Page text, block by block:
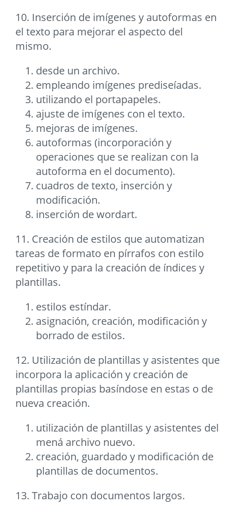
10. Inserción de imígenes y autoformas en
el texto para mejorar el aspecto del
mismo.
desde un archivo.
empleando imígenes prediseíadas.
utilizando el portapapeles.
ajuste de imígenes con el texto.
mejoras de imígenes.
autoformas (incorporación y
operaciones que se realizan con la
autoforma en el documento).
cuadros de texto, inserción y
modificación.
inserción de wordart.
11. Creación de estilos que automatizan
tareas de formato en pírrafos con estilo
repetitivo y para la creación de índices y
plantillas.
estilos estíndar.
asignación, creación, modificación y
borrado de estilos.
12. Utilización de plantillas y asistentes que
incorpora la aplicación y creación de
plantillas propias basíndose en estas o de
nueva creación.
utilización de plantillas y asistentes del
mená archivo nuevo.
creación, guardado y modificación de
plantillas de documentos.
13. Trabajo con documentos largos.